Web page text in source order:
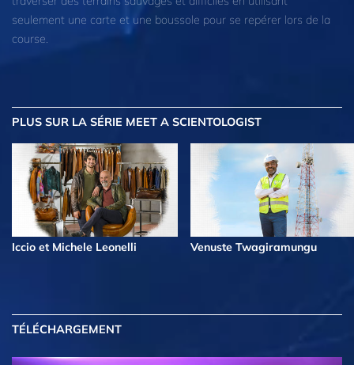
seulement une carte et une boussole pour se repérer lors de la
course.
PLUS SUR LA SÉRIE MEET A SCIENTOLOGIST
Iccio et Michele Leonelli Venuste Twagiramungu
TÉLÉCHARGEMENT